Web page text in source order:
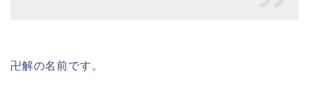
卍解の名前です。